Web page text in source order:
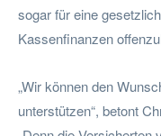
sogar für eine
Kassenfinanzen
„Wir können den
unterstützen“, betont